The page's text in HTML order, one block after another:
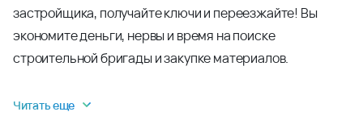
застройщика, получайте ключи и переезжайте! Вы
экономите деньги, нервы и время на поиске
строительной бригады и закупке материалов.
Читать еще